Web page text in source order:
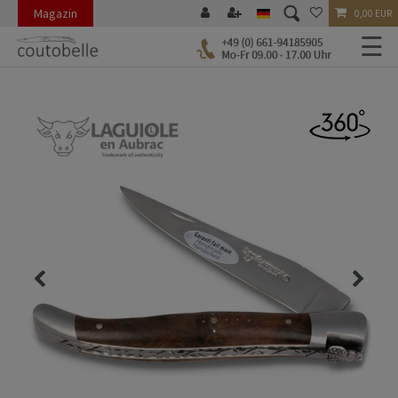
Magazin 0,00 EUR
☰